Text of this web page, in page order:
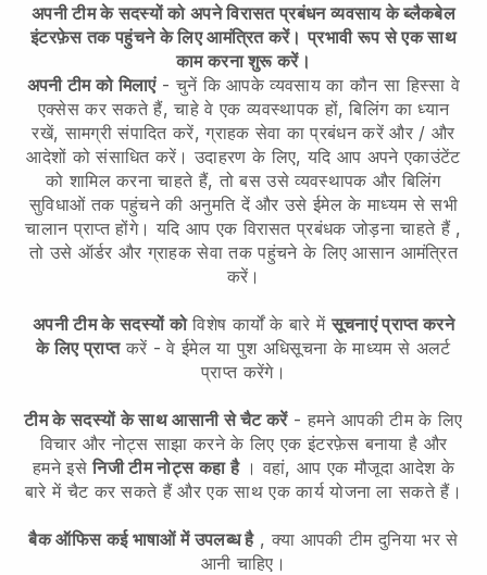
अपनी टीम के सदस्यों को अपने विरासत प्रबंधन व्यवसाय के ब्लैकबेल
इंटरफ़ेस तक पहुंचने के लिए आमंत्रित करें। प्रभावी रूप से एक साथ
काम करना शुरू करें।
अपनी टीम को मिलाएं- चुनें कि आपके व्यवसाय का कौन सा हिस्सा वे
एक्सेस कर सकते हैं, चाहे वे एक व्यवस्थापक हों, बिलिंग का ध्यान
रखें, सामग्री संपादित करें, ग्राहक सेवा का प्रबंधन करें और / और
आदेशों को संसाधित करें। उदाहरण के लिए, यदि आप अपने एकाउंटेंट
को शामिल करना चाहते हैं, तो बस उसे व्यवस्थापक और बिलिंग
सुविधाओं तक पहुंचने की अनुमति दें और उसे ईमेल के माध्यम से सभी
चालान प्राप्त होंगे। यदि आप एक विरासत प्रबंधक जोड़ना चाहते हैं,
तो उसे ऑर्डर और ग्राहक सेवा तक पहुंचने के लिए आसान आमंत्रित
करें।
अपनी टीम के सदस्यों कोविशेष कार्यों के बारे मेंसूचनाएं प्राप्त करने
के लिए प्राप्तकरें - वे ईमेल या पुश अधिसूचना के माध्यम से अलर्ट
प्राप्त करेंगे।
टीम के सदस्यों के साथ आसानी से चैट करें- हमने आपकी टीम के लिए
विचार और नोट्स साझा करने के लिए एक इंटरफ़ेस बनाया है और
हमने इसेनिजी टीम नोट्स कहा है। वहां, आप एक मौजूदा आदेश के
बारे में चैट कर सकते हैं और एक साथ एक कार्य योजना ला सकते हैं।
बैक ऑफिस कई भाषाओं में उपलब्ध है, क्या आपकी टीम दुनिया भर से
आनी चाहिए।